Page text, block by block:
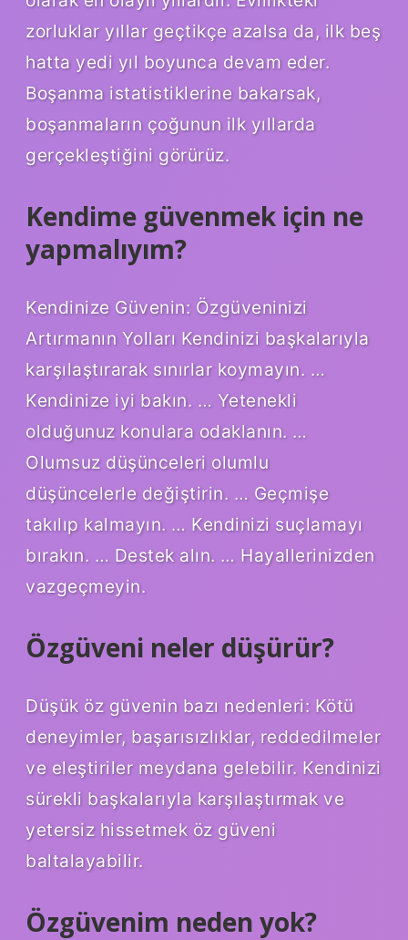
zorluklar yıllar geçtikçe azalsa da, ilk beş
hatta yedi yıl boyunca devam eder.
Boşanma istatistiklerine bakarsak,
boşanmaların çoğunun ilk yıllarda
gerçekleştiğini görürüz.
Kendime güvenmek için ne
yapmalıyım?
Kendinize Güvenin: Özgüveninizi
Artırmanın Yolları Kendinizi başkalarıyla
karşılaştırarak sınırlar koymayın. …
Kendinize iyi bakın. … Yetenekli
olduğunuz konulara odaklanın. …
Olumsuz düşünceleri olumlu
düşüncelerle değiştirin. … Geçmişe
takılıp kalmayın. … Kendinizi suçlamayı
bırakın. … Destek alın. … Hayallerinizden
vazgeçmeyin.
Özgüveni neler düşürür?
Düşük öz güvenin bazı nedenleri: Kötü
deneyimler, başarısızlıklar, reddedilmeler
ve eleştiriler meydana gelebilir. Kendinizi
sürekli başkalarıyla karşılaştırmak ve
yetersiz hissetmek öz güveni
baltalayabilir.
Özgüvenim neden yok?